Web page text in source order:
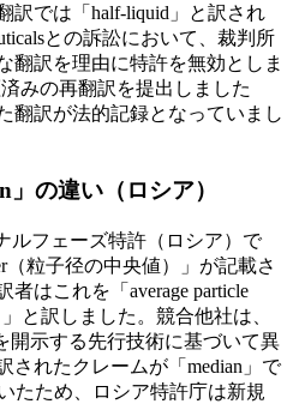
訳では「half-liquid」と訳され
との訴訟において、裁判所
翻訳を理由に特許を無効としま
みの再翻訳を提出しました
翻訳が法的記録となっていまし
」の違い（ロシア）
ルフェーズ特許（ロシア）で
（粒子径の中央値）」が記載さ
はこれを「average particle
と訳しました。競合他社は、
を開示する先行技術に基づいて異
されたクレームが「median」で
たため、ロシア特許庁は新規